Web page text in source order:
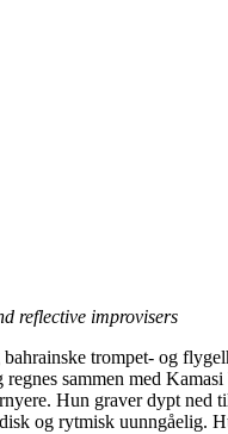
reflective improvisers
trompet- og
sammen med
Hun graver dypt ned
og rytmisk uunngåelig.